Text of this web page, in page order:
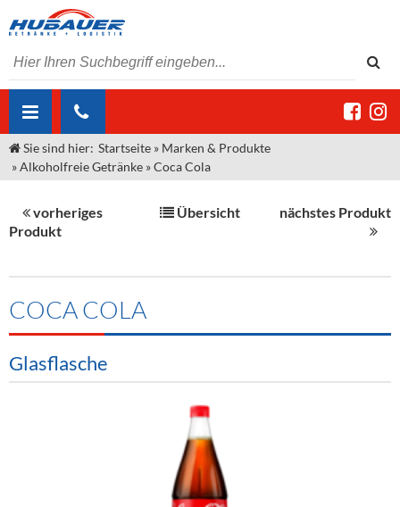
ÜBER UNS
Unser Liefergebiet
Kontakt
Angebote Gastronomie & Großhandel
Neuigkeiten
Termine
MARKEN & PRODUKTE
Sirup
Spirituosen
Bier
Kommisionskauf & Lieferbedingungen
Fremddienstleistungen
Sie sind hier: Startseite » Marken & Produkte
»Alkoholfreie Getränke »Coca Cola
vorheriges
Produkt
Übersicht nächstes Produkt
COCA COLA
Glasflasche